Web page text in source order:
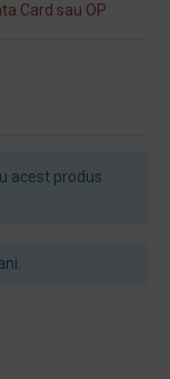
Card sau OP
acest produs